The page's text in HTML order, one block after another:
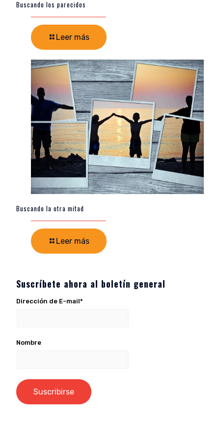
Buscando los parecidos
Leer más
Buscando la otra mitad
Leer más
Suscríbete ahora al boletín general
Dirección de E-mail*
Nombre